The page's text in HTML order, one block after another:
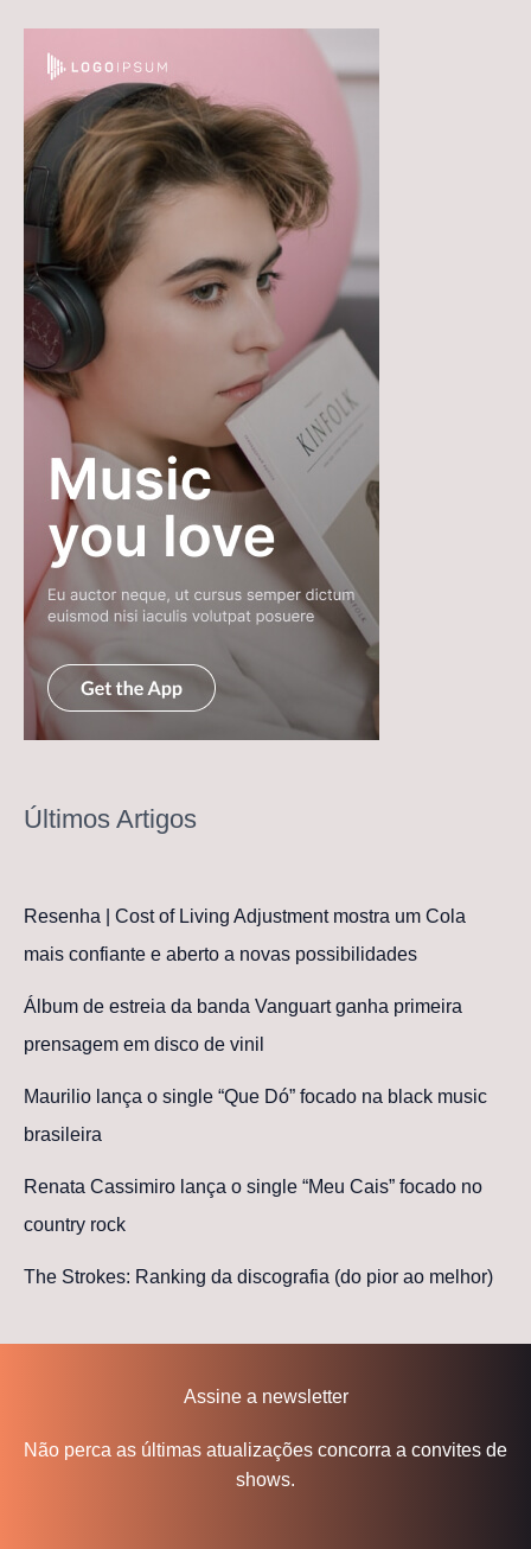
Últimos Artigos
Resenha | Cost of Living Adjustment mostra um Cola
mais confiante e aberto a novas possibilidades
Álbum de estreia da banda Vanguart ganha primeira
prensagem em disco de vinil
Maurilio lança o single “Que Dó” focado na black music
brasileira
Renata Cassimiro lança o single “Meu Cais” focado no
country rock
The Strokes: Ranking da discografia (do pior ao melhor)
Assine a newsletter
Não perca as últimas atualizações concorra a convites de
shows.